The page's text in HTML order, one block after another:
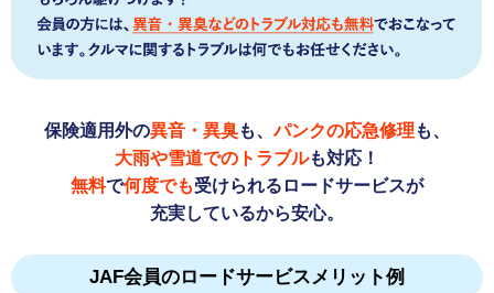
保険適用外の異音・異臭も、パンクの応急修理 も、
大雨や雪道でのトラブルも対応！
無料で何度でも受けられるロードサービスが
充実しているから安心。
JAF会員のロードサービスメリット例